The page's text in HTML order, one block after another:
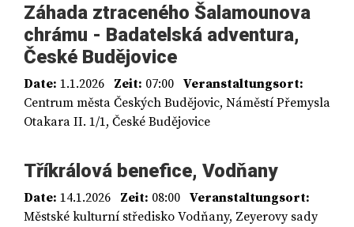
Záhada ztraceného Šalamounova
chrámu - Badatelská adventura,
České Budějovice
Date: 1.1.2026 Zeit: 07:00 Veranstaltungsort:
Centrum města Českých Budějovic, Náměstí Přemysla
Otakara II. 1/1, České Budějovice
Tříkrálová benefice, Vodňany
Date: 14.1.2026 Zeit: 08:00 Veranstaltungsort:
Městské kulturní středisko Vodňany, Zeyerovy sady